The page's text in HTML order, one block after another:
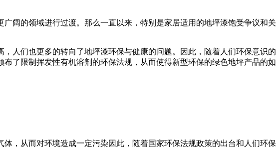
阔的领域进行过渡。那么一直以来，特别是家居适用的地坪漆饱受争议和关
人们也更多的转向了地坪漆环保与健康的问题。因此，随着人们环保意识的
了限制挥发性有机溶剂的环保法规，从而使得新型环保的绿色地坪产品的如
，从而对环境造成一定污染因此，随着国家环保法规政策的出台和人们环保